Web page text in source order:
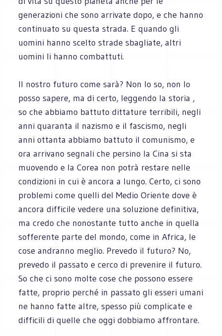
generazioni che sono arrivate dopo, e che hanno
continuato su questa strada. E quando gli
uomini hanno scelto strade sbagliate, altri
uomini li hanno combattuti.
Il nostro futuro come sarà? Non lo so, non lo
posso sapere, ma di certo, leggendo la storia ,
so che abbiamo battuto dittature terribili, negli
anni quaranta il nazismo e il fascismo, negli
anni ottanta abbiamo battuto il comunismo, e
ora arrivano segnali che persino la Cina si sta
muovendo e la Corea non potrà restare nelle
condizioni in cui è ancora a lungo. Certo, ci sono
problemi come quelli del Medio Oriente dove è
ancora difficile vedere una soluzione definitiva,
ma credo che nonostante tutto anche in quella
sofferente parte del mondo, come in Africa, le
cose andranno meglio. Prevedo il futuro? No,
prevedo il passato e cerco di prevenire il futuro.
So che ci sono molte cose che possono essere
fatte, proprio perché in passato gli esseri umani
ne hanno fatte altre, spesso più complicate e
difficili di quelle che oggi dobbiamo affrontare.